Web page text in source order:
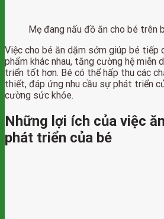
Mẹ đang nấu đồ ăn cho bé trên
Việc cho bé ăn dặm sớm giúp bé tiếp
phẩm khác nhau, tăng cường hệ miễn
triển tốt hơn. Bé có thể hấp thu các
thiết, đáp ứng nhu cầu sự phát triển
cường sức khỏe.
Những lợi ích của việc
phát triển của bé